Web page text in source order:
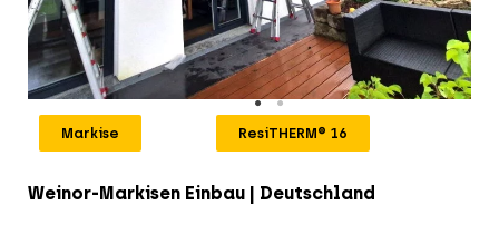
Markise ResiTHERM® 16
Weinor-Markisen Einbau | Deutschland